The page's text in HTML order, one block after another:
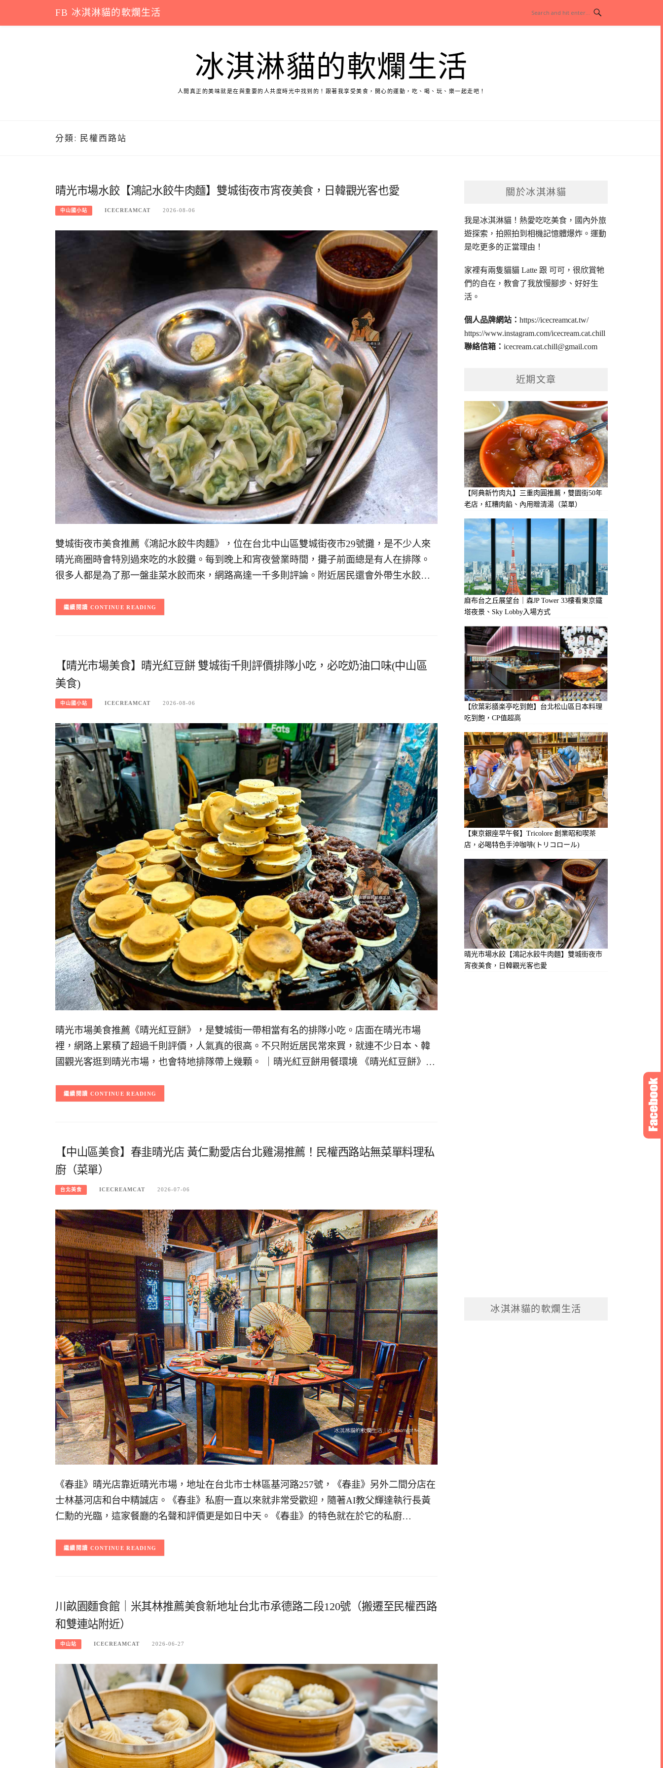
content
FB 冰淇淋貓的軟爛生活
冰淇淋貓的軟爛生活
人間真正的美味就是在與重要的人共度時光中找到的！跟著我享受美食，開心的運動，吃、喝、玩、樂一起走吧！
分類: 民權西路站
晴光市場水餃【鴻記水餃牛肉麵】雙城街夜市宵夜美食，日韓觀光客也愛
中山國小站 ICECREAMCAT 2026-08-06
雙城街夜市美食推薦《鴻記水餃牛肉麵》，位在台北中山區雙城街夜市29號攤，是不少人來
晴光商圈時會特別過來吃的水餃攤。每到晚上和宵夜營業時間，攤子前面總是有人在排隊。
很多人都是為了那一盤韭菜水餃而來，網路高達一千多則評論。附近居民還會外帶生水餃…
CONTINUE READING
【晴光市場美食】晴光紅豆餅 雙城街千則評價排隊小吃，必吃奶油口味(中山區
美食)
中山國小站 ICECREAMCAT 2026-08-06
晴光市場美食推薦《晴光紅豆餅》，是雙城街一帶相當有名的排隊小吃。店面在晴光市場
裡，網路上累積了超過千則評價，人氣真的很高。不只附近居民常來買，就連不少日本、韓
國觀光客逛到晴光市場，也會特地排隊帶上幾顆。 ｜晴光紅豆餅用餐環境 《晴光紅豆餅》…
CONTINUE READING
【中山區美食】春韭晴光店 黃仁勳愛店台北雞湯推薦！民權西路站無菜單料理私
廚（菜單）
台北美食 ICECREAMCAT 2026-07-06
《春韭》晴光店靠近晴光市場，地址在台北市士林區基河路257號，《春韭》另外二間分店在
士林基河店和台中精誠店。《春韭》私廚一直以來就非常受歡迎，隨著AI教父輝達執行長黃
仁勳的光臨，這家餐廳的名聲和評價更是如日中天。《春韭》的特色就在於它的私廚…
CONTINUE READING
川畝園麵食館｜米其林推薦美食新地址台北市承德路二段120號（搬遷至民權西路
和雙連站附近）
中山站 ICECREAMCAT 2026-06-27
關於冰淇淋貓
我是冰淇淋貓！ 熱愛吃吃美食，國內外旅
遊探索，拍照拍到相機記憶體爆炸。運動
是吃更多的正當理由！
家裡有兩隻貓貓 Latte 跟 可可，很欣賞牠
們的自在，教會了我放慢腳步、好好生
活。
個人品牌網站：https://icecreamcat.tw/
https://www.instagram.com/icecream.cat.chill
聯絡信箱：icecream.cat.chill@gmail.com
近期文章
【阿典新竹肉丸】三重肉圓推薦，雙園街50年
老店，紅糟肉餡、內用贈清湯（菜單）
麻布台之丘展望台｜森JP Tower 33樓看東京鐵
塔夜景、Sky Lobby入場方式
【欣葉彩膳楽亭吃到飽】台北松山區日本料理
吃到飽，CP值超高
【東京銀座早午餐】Tricolore 創業昭和喫茶
店，必喝特色手沖咖啡(トリコロール)
晴光市場水餃【鴻記水餃牛肉麵】雙城街夜市
宵夜美食，日韓觀光客也愛
冰淇淋貓的軟爛生活